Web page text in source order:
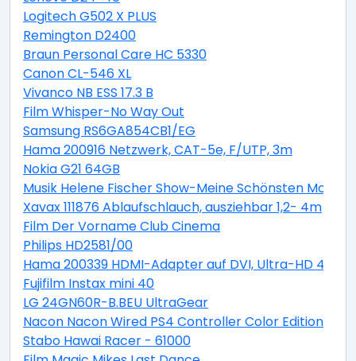
Logitech G502 X PLUS
Remington D2400
Braun Personal Care HC 5330
Canon CL-546 XL
Vivanco NB ESS 17.3 B
Film Whisper-No Way Out
Samsung RS6GA854CB1/EG
Hama 200916 Netzwerk, CAT-5e, F/UTP, 3m
Nokia G21 64GB
Musik Helene Fischer Show-Meine Schönsten
Xavax 111876 Ablaufschlauch, ausziehbar 1,2- 4m
Film Der Vorname Club Cinema
Philips HD2581/00
Hama 200339 HDMI-Adapter auf DVI, Ultra-HD 4K
Fujifilm Instax mini 40
LG 24GN60R-B.BEU UltraGear
Nacon Nacon Wired PS4 Controller Color Edition blue
Stabo Hawai Racer - 61000